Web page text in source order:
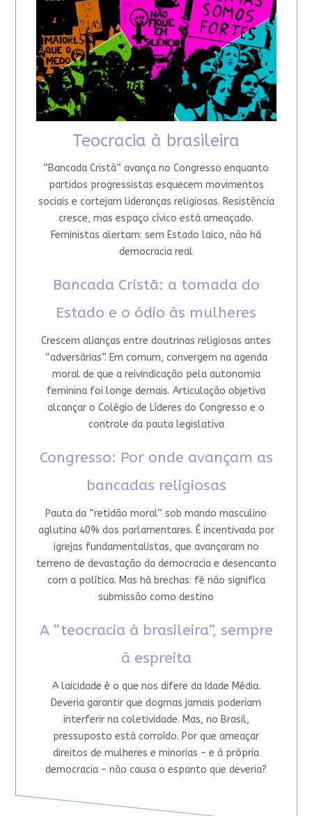
Teocracia à brasileira
“Bancada Cristã” avança no Congresso enquanto
partidos progressistas esquecem movimentos
sociais e cortejam lideranças religiosas. Resistência
cresce, mas espaço cívico está ameaçado.
Feministas alertam: sem Estado laico, não há
democracia real
Bancada Cristã: a tomada do
Estado e o ódio às mulheres
Crescem alianças entre doutrinas religiosas antes
“adversárias”. Em comum, convergem na agenda
moral de que a reivindicação pela autonomia
feminina foi longe demais. Articulação objetiva
alcançar o Colégio de Líderes do Congresso e o
controle da pauta legislativa
Congresso: Por onde avançam as
bancadas religiosas
Pauta da “retidão moral” sob mando masculino
aglutina 40% dos parlamentares. É incentivada por
igrejas fundamentalistas, que avançaram no
terreno de devastação da democracia e desencanto
com a política. Mas há brechas: fé não significa
submissão como destino
A “teocracia à brasileira”, sempre
à espreita
A laicidade é o que nos difere da Idade Média.
Deveria garantir que dogmas jamais poderiam
interferir na coletividade. Mas, no Brasil,
pressuposto está corroído. Por que ameaçar
direitos de mulheres e minorias – e à própria
democracia – não causa o espanto que deveria?